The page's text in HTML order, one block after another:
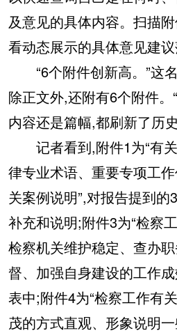
及意见的具体内容。扫描
看动态展示的具体意见建
“6个附件创新高。”这
除正文外,还附有6个附件。
内容还是篇幅,都刷新了历
记者看到,附件1为“有关
律专业术语、重要专项工
关案例说明”,对报告提到的
补充和说明;附件3为“检察
检察机关维护稳定、查办
督、加强自身建设的工作
表中;附件4为“检察工作有
茂的方式直观、形象说明